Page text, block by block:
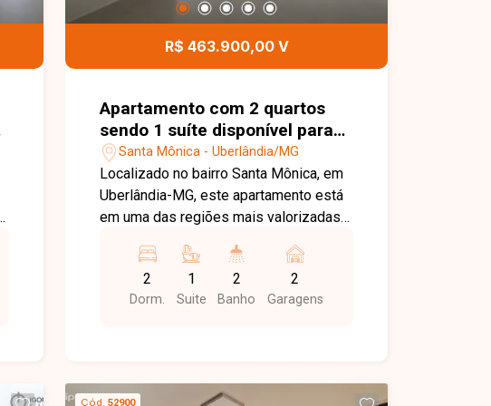
R$ 463.900,00 V
Apartamento com 2 quartos
sendo 1 suíte disponível para
venda no bairro Santa Mônica
em Uberlândia-MG
Santa Mônica - Uberlândia/MG
Localizado no bairro Santa Mônica, em
Uberlândia-MG, este apartamento está
em uma das regiões mais valorizadas
e fácil acesso às principais avenidas. A
localização oferece proximidade com
universidades, supermercados,
qualidade de vida. O imóvel é
2
Dorm.
1
Suite
2
Banho
2
Garagens
Cód. 52900